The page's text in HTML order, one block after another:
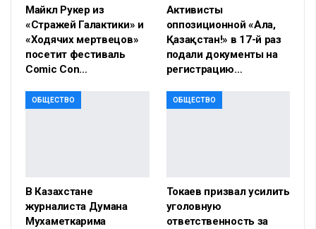
Майкл Рукер из
«Стражей Галактики» и
«Ходячих мертвецов»
посетит фестиваль
Comic Con…
Активисты
оппозиционной «Алға,
Қазақстан!» в 17-й раз
подали документы на
регистрацию…
ОБЩЕСТВО
В Казахстане
журналиста Думана
Мухаметкарима
ОБЩЕСТВО
Токаев призвал усилить
уголовную
ответственность за